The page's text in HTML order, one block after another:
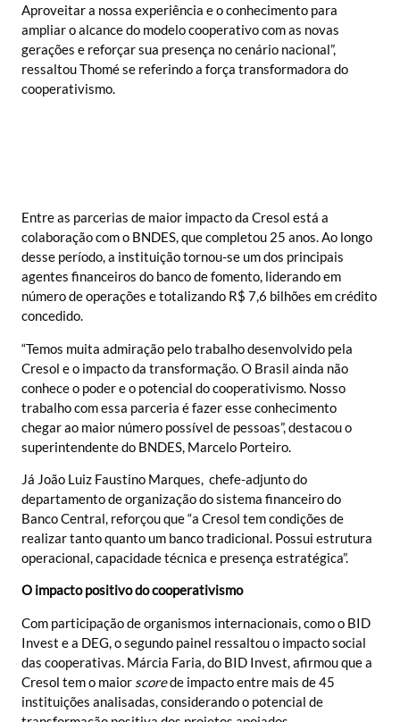
Aproveitar a nossa experiência e o conhecimento para
ampliar o alcance do modelo cooperativo com as novas
gerações e reforçar sua presença no cenário nacional”,
ressaltou Thomé se referindo a força transformadora do
cooperativismo.
Entre as parcerias de maior impacto da Cresol está a
colaboração com o BNDES, que completou 25 anos. Ao longo
desse período, a instituição tornou-se um dos principais
agentes financeiros do banco de fomento, liderando em
número de operações e totalizando R$ 7,6 bilhões em crédito
concedido.
“Temos muita admiração pelo trabalho desenvolvido pela
Cresol e o impacto da transformação. O Brasil ainda não
conhece o poder e o potencial do cooperativismo. Nosso
trabalho com essa parceria é fazer esse conhecimento
chegar ao maior número possível de pessoas”, destacou o
superintendente do BNDES, Marcelo Porteiro.
Já João Luiz Faustino Marques, chefe-adjunto do
departamento de organização do sistema financeiro do
Banco Central, reforçou que “a Cresol tem condições de
realizar tanto quanto um banco tradicional. Possui estrutura
operacional, capacidade técnica e presença estratégica”.
O impacto positivo do cooperativismo
Com participação de organismos internacionais, como o BID
Invest e a DEG, o segundo painel ressaltou o impacto social
das cooperativas. Márcia Faria, do BID Invest, afirmou que a
Cresol tem o maior scorede impacto entre mais de 45
instituições analisadas, considerando o potencial de